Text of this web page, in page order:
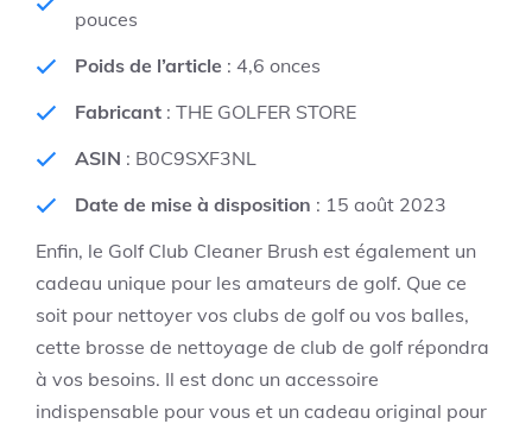
pouces
Poids de l’article : 4,6 onces
Fabricant : THE GOLFER STORE
ASIN : B0C9SXF3NL
Date de mise à disposition : 15 août 2023
Enfin, le Golf Club Cleaner Brush est également un
cadeau unique pour les amateurs de golf. Que ce
soit pour nettoyer vos clubs de golf ou vos balles,
cette brosse de nettoyage de club de golf répondra
à vos besoins. Il est donc un accessoire
indispensable pour vous et un cadeau original pour